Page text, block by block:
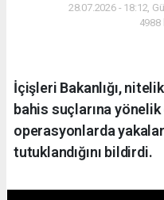
28.07.2026 - 18:12,
4988
İçişleri Bakanlığı,
bahis suçlarına
operasyonlarda
tutuklandığını bildirdi.